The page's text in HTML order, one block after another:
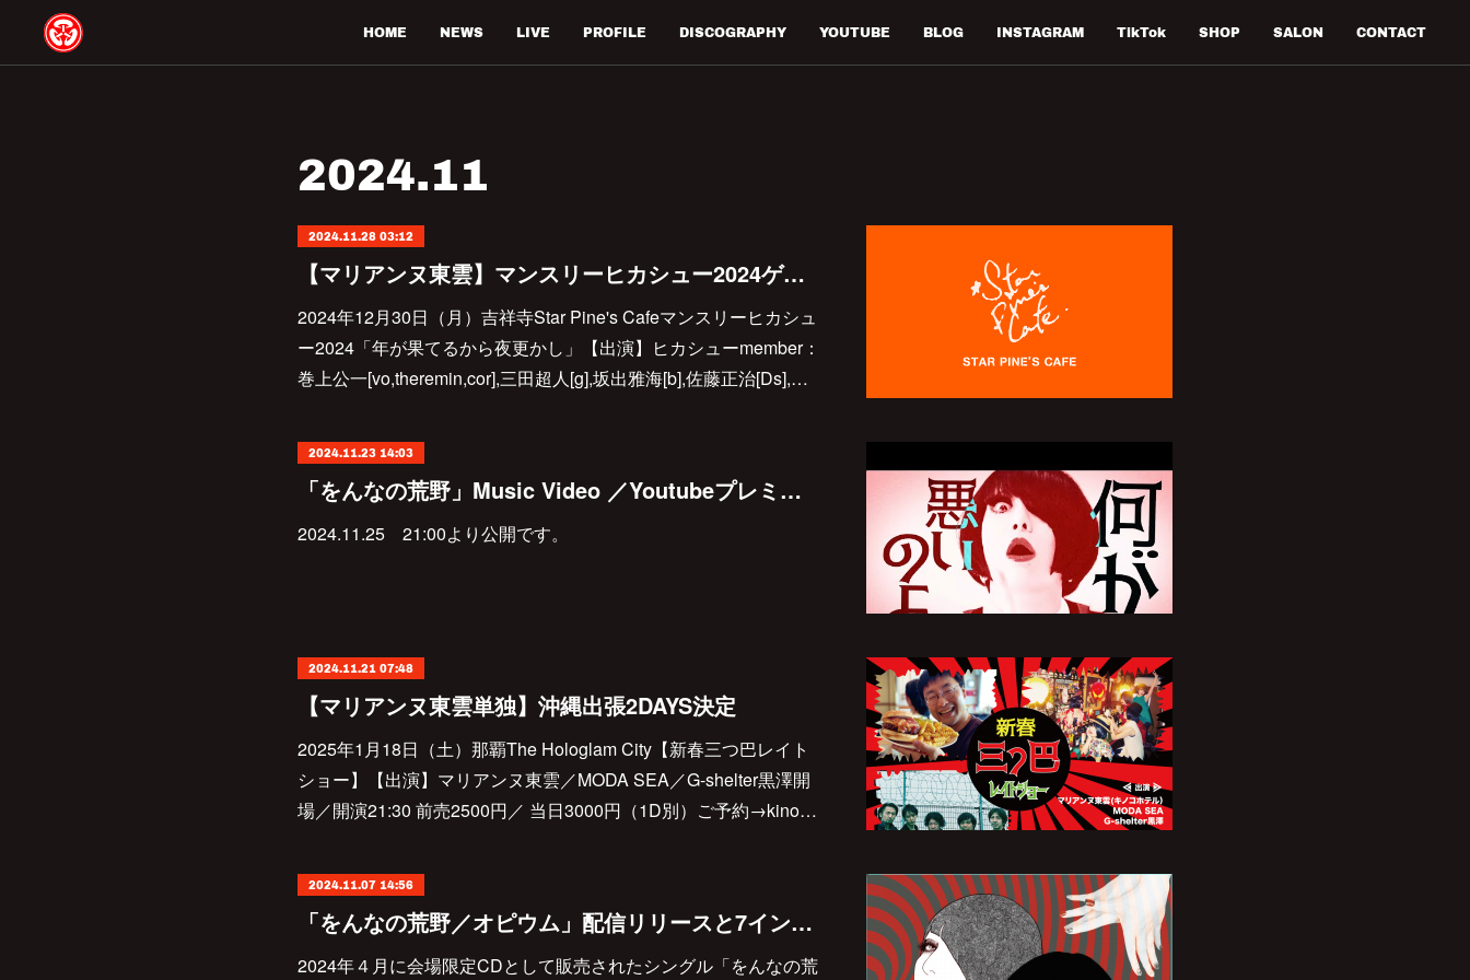
HOME NEWS LIVE PROFILE DISCOGRAPHY YOUTUBE BLOG INSTAGRAM TikTok SHOP SALON CONTACT
2024.11
2024.11.28 03:12
【マリアンヌ東雲】マンスリーヒカシュー2024ゲスト出演決定
2024年12月30日（月）吉祥寺Star Pine's Cafeマンスリーヒカシュ
ー2024「年が果てるから夜更かし」【出演】ヒカシューmember：
巻上公一[vo,theremin,cor],三田超人[g],坂出雅海[b],佐藤正治[Ds],…
2024.11.23 14:03
「をんなの荒野」Music Video ／Youtubeプレミアム公開決定
2024.11.25 21:00より公開です。
2024.11.21 07:48
【マリアンヌ東雲単独】沖縄出張2DAYS決定
2025年1月18日（土）那覇The Hologlam City【新春三つ巴レイト
ショー】【出演】マリアンヌ東雲／MODA SEA／G-shelter黒澤開
場／開演21:30 前売2500円／ 当日3000円（1D別）ご予約→kino…
2024.11.07 14:56
「をんなの荒野／オピウム」配信リリースと7インチアナログ化のお知らせ
2024年４月に会場限定CDとして販売されたシングル「をんなの荒